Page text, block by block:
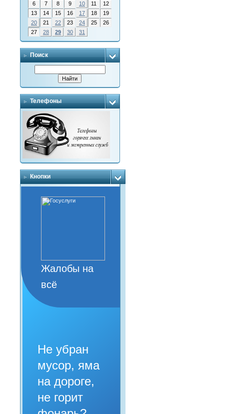
6
7 8 9 10 11
12
13
14 15 16 17 18
19
20
21 22 23 24 25
26
27
28 29 30 31
Поиск
Телефоны
Кнопки
Жалобы на
всё
Не убран
мусор, яма
на дороге,
не горит